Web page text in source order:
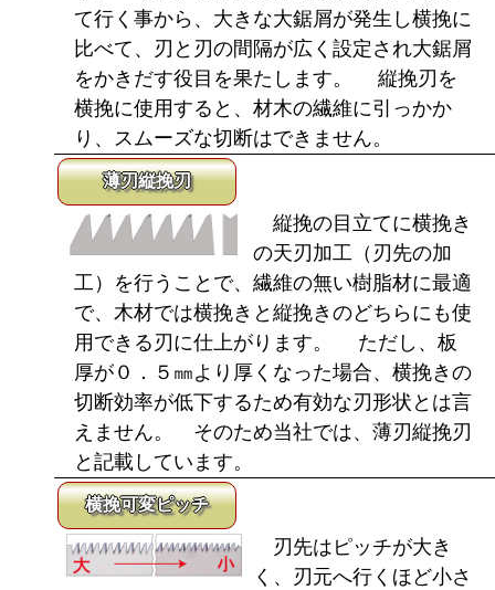
て行く事から、大きな大鋸屑が発生し横挽に
比べて、刃と刃の間隔が広く設定され大鋸屑
をかきだす役目を果たします。 縦挽刃を
横挽に使用すると、材木の繊維に引っかか
り、スムーズな切断はできません。
薄刃縦挽刃
縦挽の目立てに横挽き
の天刃加工（刃先の加
工）を行うことで、繊維の無い樹脂材に最適
で、木材では横挽きと縦挽きのどちらにも使
用できる刃に仕上がります。 ただし、板
厚が０．５㎜より厚くなった場合、横挽きの
切断効率が低下するため有効な刃形状とは言
えません。 そのため当社では、薄刃縦挽刃
と記載しています。
横挽可変ピッチ
刃先はピッチが大き
く、刃元へ行くほど小さ